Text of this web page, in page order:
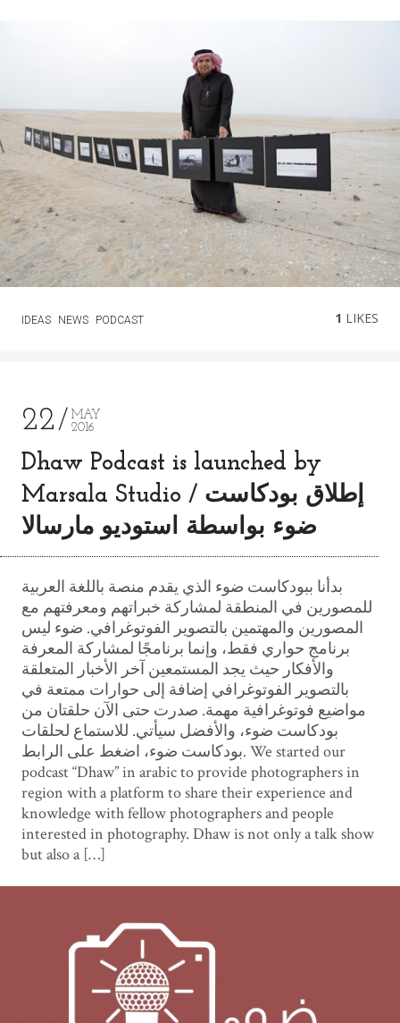
IDEAS NEWS PODCAST 1 LIKES
22
MAY
2016
Dhaw Podcast is launched by
Marsala Studio / إطلاق بودكاست
ضوء بواسطة استوديو مارسالا
بدأنا ببودكاست ضوء الذي يقدم منصة باللغة العربية
للمصورين في المنطقة لمشاركة خبراتهم ومعرفتهم مع
المصورين والمهتمين بالتصوير الفوتوغرافي. ضوء ليس
برنامج حواري فقط، وإنما برنامجًا لمشاركة المعرفة
والأفكار حيث يجد المستمعين آخر الأخبار المتعلقة
بالتصوير الفوتوغرافي إضافة إلى حوارات ممتعة في
مواضيع فوتوغرافية مهمة. صدرت حتى الآن حلقتان من
بودكاست ضوء، والأفضل سيأتي. للاستماع لحلقات
بودكاست ضوء، اضغط على الرابط. We started our
podcast “Dhaw” in arabic to provide photographers in
region with a platform to share their experience and
knowledge with fellow photographers and people
interested in photography. Dhaw is not only a talk show
but also a […]